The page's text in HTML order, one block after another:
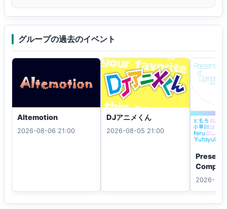
グループの過去のイベント
Altemotion
2026-08-06 21:00
DJアニメくん
2026-08-05 21:00
2026-08-